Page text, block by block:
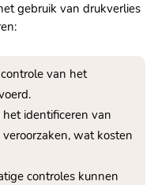
gebruik van drukverlies
van het
identificeren van
wat kosten
controles kunnen